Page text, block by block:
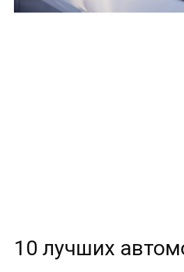
10 лучших